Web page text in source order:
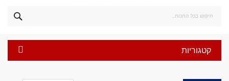
קטגוריות